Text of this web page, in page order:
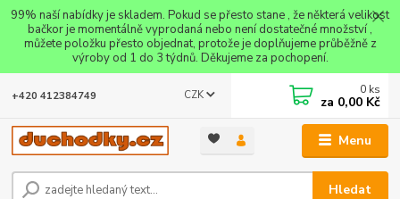
99% naší nabídky je skladem. Pokud se přesto stane , že některá velikost
bačkor je momentálně vyprodaná nebo není dostatečné množství ,
můžete položku přesto objednat, protože je doplňujeme průběžně z
výroby od 1 do 3 týdnů. Děkujeme za pochopení.
Menu
CZK
Hledat
+420 412384749 0 ks
za 0,00 Kč